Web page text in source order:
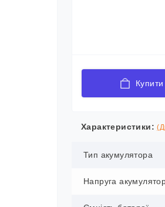
Купити
Характеристики:
Тип акумулятора
Напруга